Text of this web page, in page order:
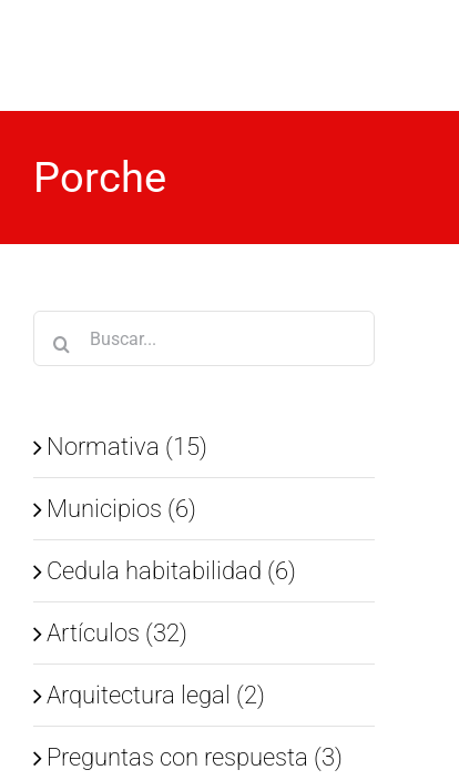
Porche
Buscar:
Normativa (15)
Municipios (6)
Cedula habitabilidad (6)
Artículos (32)
Arquitectura legal (2)
Preguntas con respuesta (3)